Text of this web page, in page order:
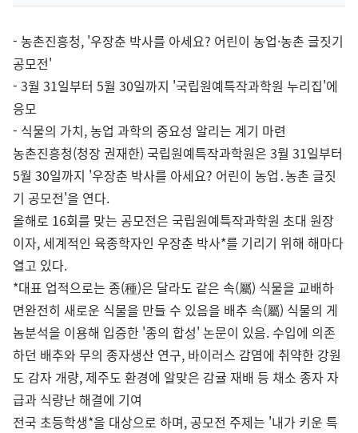
- 농촌진흥청, '우장춘 박사를 아세요? 어린이 농업·농촌 글짓기
공모전'
- 3월 31일부터 5월 30일까지 '국립원예특작과학원 누리집'에
응모
- 식물의 가치, 농업 과학의 중요성 알리는 계기 마련
농촌진흥청(청장 권재한) 국립원예특작과학원은 3월 31일부터
5월 30일까지 '우장춘 박사를 아세요? 어린이 농업․농촌 글짓
기 공모전'을 연다.
올해로 16회를 맞는 공모전은 국립원예특작과학원 초대 원장
이자, 세계적인 육종학자인 우장춘 박사*를 기리기 위해 해마다
열고 있다.
*대표 업적으로는 종(種)은 달라도 같은 속(屬) 식물을 교배하
면완전히 새로운 식물을 만들 수 있음을 배추 속(屬) 식물의 게
놈분석을 이용해 입증한 '종의 합성' 논문이 있음. 수입에 의존
하던 배추와 무의 종자생산 연구, 바이러스 감염에 취약한 강원
도 감자 개량, 제주도 환경에 알맞은 감귤 재배 등 채소 종자 자
급과 식량난 해결에 기여
전국 초등학생*을 대상으로 하며, 공모전 주제는 '내가 키운 특